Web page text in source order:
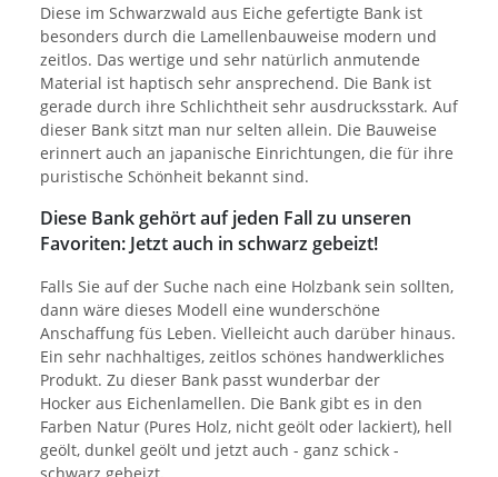
Diese im Schwarzwald aus Eiche gefertigte Bank ist
besonders durch die Lamellenbauweise modern und
zeitlos. Das wertige und sehr natürlich anmutende
Material ist haptisch sehr ansprechend. Die Bank ist
gerade durch ihre Schlichtheit sehr ausdrucksstark. Auf
dieser Bank sitzt man nur selten allein. Die Bauweise
erinnert auch an japanische Einrichtungen, die für ihre
puristische Schönheit bekannt sind.
Diese Bank gehört auf jeden Fall zu unseren
Favoriten: Jetzt auch in schwarz gebeizt!
Falls Sie auf der Suche nach eine Holzbank sein sollten,
dann wäre dieses Modell eine wunderschöne
Anschaffung füs Leben. Vielleicht auch darüber hinaus.
Ein sehr nachhaltiges, zeitlos schönes handwerkliches
Produkt. Zu dieser Bank passt wunderbar der
Hocker aus Eichenlamellen. Die Bank gibt es in den
Farben Natur (Pures Holz, nicht geölt oder lackiert), hell
geölt, dunkel geölt und jetzt auch - ganz schick -
schwarz gebeizt.